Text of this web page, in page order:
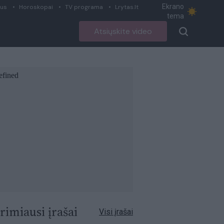
Horoskopai TV programa Lrytas.lt
Ekrano
tema
Atsiųskite video
įrašai Visi įrašai